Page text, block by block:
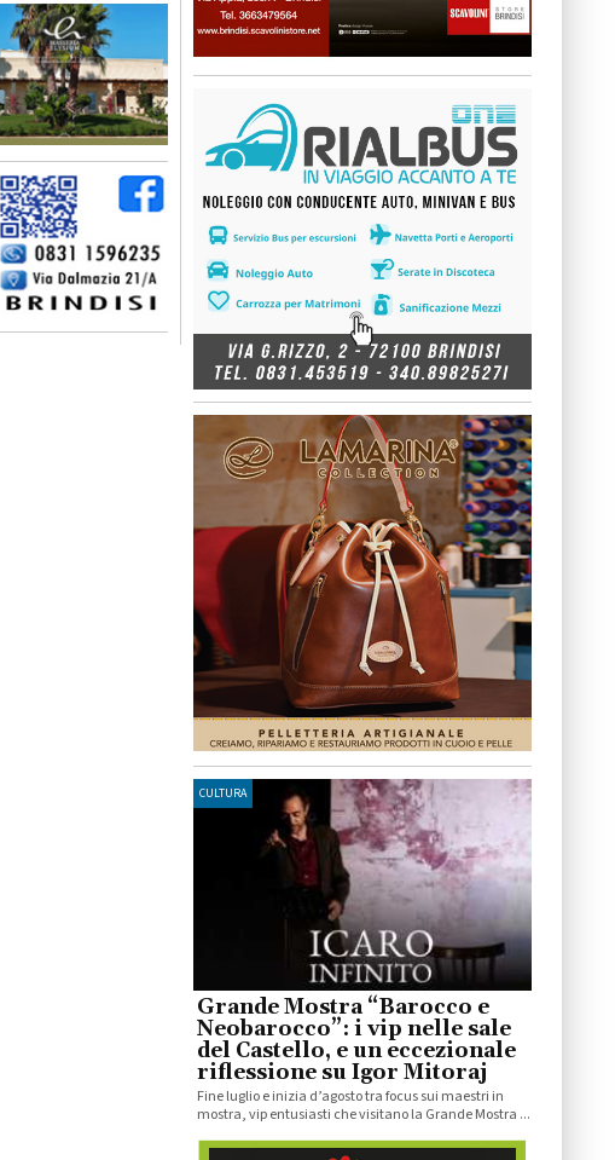
CULTURA
Grande Mostra “Barocco e
Neobarocco”: i vip nelle sale
del Castello, e un eccezionale
riflessione su Igor Mitoraj
Fine luglio e inizia d’agosto tra focus sui maestri in
mostra, vip entusiasti che visitano la Grande Mostra ...